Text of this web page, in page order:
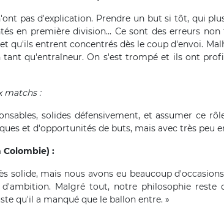
pas d'explication. Prendre un but si tôt, qui
en première division... Ce sont des erreurs
qu'ils entrent concentrés dès le coup d'envoi.
qu'entraîneur. On s'est trompé et ils ont
matchs :
solides défensivement, et assumer ce
et d'opportunités de buts, mais avec très peu
Colombie) :
solide, mais nous avons eu beaucoup
Malgré tout, notre philosophie reste
qu'il a manqué que le ballon entre. »